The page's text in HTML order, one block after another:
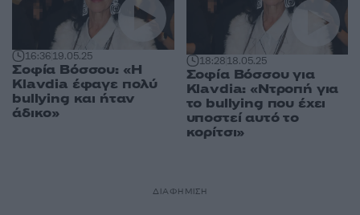
16:3619.05.25
Σοφία Βόσσου: «Η
Klavdia έφαγε πολύ
bullying και ήταν
άδικο»
18:2818.05.25
Σοφία Βόσσου για
Klavdia: «Ντροπή για
το bullying που έχει
υποστεί αυτό το
κορίτσι»
ΔΙΑΦΗΜΙΣΗ